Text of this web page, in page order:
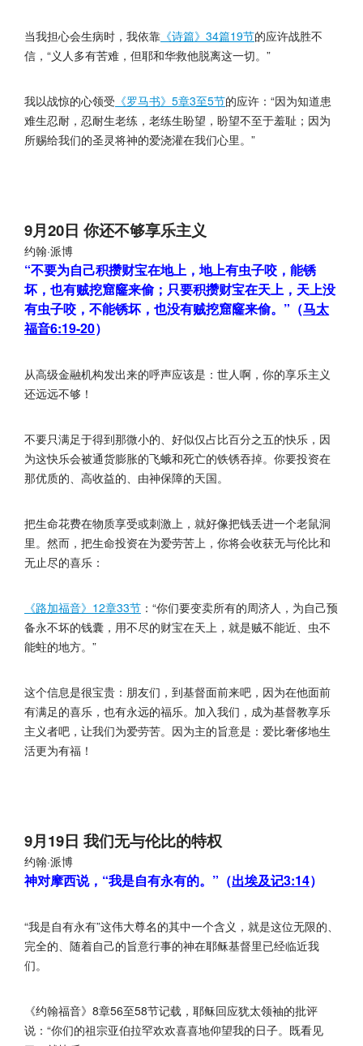
当我担心会生病时，我依靠 《诗篇》34篇19节的应许战胜不
信，“义人多有苦难，但耶和华救他脱离这一切。”
我以战惊的心领受 《罗马书》5章3至5节的应许：“因为知道患
难生忍耐，忍耐生老练，老练生盼望，盼望不至于羞耻；因为
所赐给我们的圣灵将神的爱浇灌在我们心里。”
9月20日 你还不够享乐主义
约翰·派博
“不要为自己积攒财宝在地上，地上有虫子咬，能锈
坏，也有贼挖窟窿来偷；只要积攒财宝在天上，天上没
有虫子咬，不能锈坏，也没有贼挖窟窿来偷。”（马太
福音6:19-20）
从高级金融机构发出来的呼声应该是：世人啊，你的享乐主义
还远远不够！
不要只满足于得到那微小的、好似仅占比百分之五的快乐，因
为这快乐会被通货膨胀的飞蛾和死亡的铁锈吞掉。你要投资在
那优质的、高收益的、由神保障的天国。
把生命花费在物质享受或刺激上，就好像把钱丢进一个老鼠洞
里。然而，把生命投资在为爱劳苦上，你将会收获无与伦比和
无止尽的喜乐：
《路加福音》12章33节 ：“你们要变卖所有的周济人，为自己预
备永不坏的钱囊，用不尽的财宝在天上，就是贼不能近、虫不
能蛀的地方。”
这个信息是很宝贵：朋友们，到基督面前来吧，因为在他面前
有满足的喜乐，也有永远的福乐。加入我们，成为基督教享乐
主义者吧，让我们为爱劳苦。因为主的旨意是：爱比奢侈地生
活更为有福！
9月19日 我们无与伦比的特权
约翰·派博
神对摩西说，“我是自有永有的。”（出埃及记3:14）
“我是自有永有”这伟大尊名的其中一个含义，就是这位无限的、
完全的、随着自己的旨意行事的神在耶稣基督里已经临近我
们。
《约翰福音》8章56至58节记载，耶稣回应犹太领袖的批评
说：“你们的祖宗亚伯拉罕欢欢喜喜地仰望我的日子。既看见